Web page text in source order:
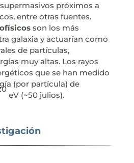
próximos a
entre otras fuentes.
son los más
galaxia y actuarían como
de partículas,
muy altas. Los rayos
que se han medido
(por partícula) de
eV (~50 julios).